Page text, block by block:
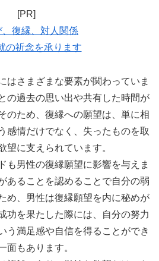
[PR]
、復縁、対人関係
の祈念を承ります
はさまざまな要素が関わっていま
の過去の思い出や共有した時間が
のため、復縁への願望は、単に相
感情だけでなく、失ったものを取
望に支えられています。
も男性の復縁願望に影響を与えま
あることを認めることで自分の弱
め、男性は復縁願望を内に秘めが
功を果たした際には、自分の努力
う満足感や自信を得ることができ
面もあります。